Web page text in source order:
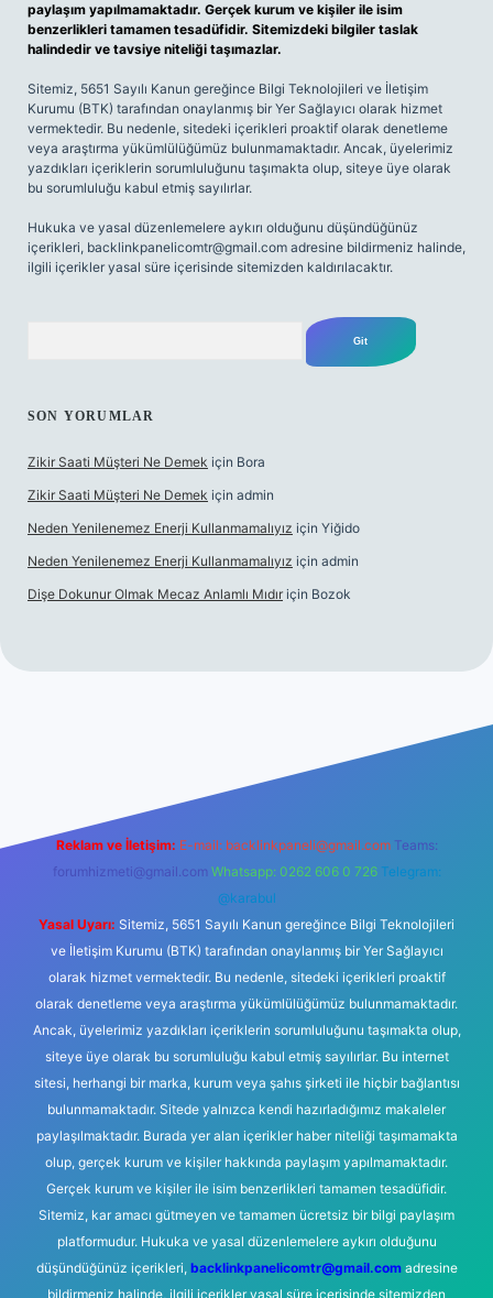
paylaşım yapılmamaktadır. Gerçek kurum ve kişiler ile isim
benzerlikleri tamamen tesadüfidir. Sitemizdeki bilgiler taslak
halindedir ve tavsiye niteliği taşımazlar.
Sitemiz, 5651 Sayılı Kanun gereğince Bilgi Teknolojileri ve İletişim
Kurumu (BTK) tarafından onaylanmış bir Yer Sağlayıcı olarak hizmet
vermektedir. Bu nedenle, sitedeki içerikleri proaktif olarak denetleme
veya araştırma yükümlülüğümüz bulunmamaktadır. Ancak, üyelerimiz
yazdıkları içeriklerin sorumluluğunu taşımakta olup, siteye üye olarak
bu sorumluluğu kabul etmiş sayılırlar.
Hukuka ve yasal düzenlemelere aykırı olduğunu düşündüğünüz
içerikleri, backlinkpanelicomtr@gmail.com adresine bildirmeniz halinde,
ilgili içerikler yasal süre içerisinde sitemizden kaldırılacaktır.
SON YORUMLAR
Zikir Saati Müşteri Ne Demek için Bora
Zikir Saati Müşteri Ne Demek için admin
Neden Yenilenemez Enerji Kullanmamalıyız için Yiğido
Neden Yenilenemez Enerji Kullanmamalıyız için admin
Dişe Dokunur Olmak Mecaz Anlamlı Mıdır için Bozok
Reklam ve İletişim: E-mail: backlinkpaneli@gmail.com Teams:
forumhizmeti@gmail.com Whatsapp: 0262 606 0 726 Telegram:
@karabul
Yasal Uyarı: Sitemiz, 5651 Sayılı Kanun gereğince Bilgi Teknolojileri
ve İletişim Kurumu (BTK) tarafından onaylanmış bir Yer Sağlayıcı
olarak hizmet vermektedir. Bu nedenle, sitedeki içerikleri proaktif
olarak denetleme veya araştırma yükümlülüğümüz bulunmamaktadır.
Ancak, üyelerimiz yazdıkları içeriklerin sorumluluğunu taşımakta olup,
siteye üye olarak bu sorumluluğu kabul etmiş sayılırlar. Bu internet
sitesi, herhangi bir marka, kurum veya şahıs şirketi ile hiçbir bağlantısı
bulunmamaktadır. Sitede yalnızca kendi hazırladığımız makaleler
paylaşılmaktadır. Burada yer alan içerikler haber niteliği taşımamakta
olup, gerçek kurum ve kişiler hakkında paylaşım yapılmamaktadır.
Gerçek kurum ve kişiler ile isim benzerlikleri tamamen tesadüfidir.
Sitemiz, kar amacı gütmeyen ve tamamen ücretsiz bir bilgi paylaşım
platformudur. Hukuka ve yasal düzenlemelere aykırı olduğunu
düşündüğünüz içerikleri, backlinkpanelicomtr@gmail.comadresine
bildirmeniz halinde, ilgili içerikler yasal süre içerisinde sitemizden